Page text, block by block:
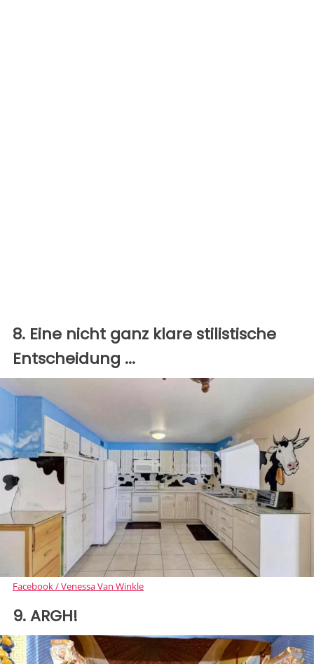
8. Eine nicht ganz klare stilistische
Entscheidung ...
Facebook / Venessa Van Winkle
9. ARGH!